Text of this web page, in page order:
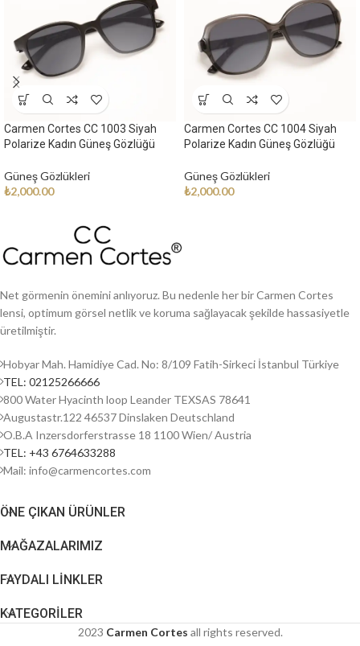
Carmen Cortes CC 1003 Siyah
Polarize Kadın Güneş Gözlüğü
Güneş Gözlükleri
₺2,000.00
Carmen Cortes CC 1004 Siyah
Polarize Kadın Güneş Gözlüğü
Güneş Gözlükleri
₺2,000.00
Net görmenin önemini anlıyoruz. Bu nedenle her bir Carmen Cortes
lensi, optimum görsel netlik ve koruma sağlayacak şekilde hassasiyetle
üretilmiştir.
Hobyar Mah. Hamidiye Cad. No: 8/109 Fatih-Sirkeci İstanbul Türkiye
TEL: 02125266666
800 Water Hyacinth loop Leander TEXSAS 78641
Augustastr.122 46537 Dinslaken Deutschland
O.B.A Inzersdorferstrasse 18 1100 Wien/ Austria
TEL: +43 6764633288
Mail: info@carmencortes.com
ÖNE ÇIKAN ÜRÜNLER
MAĞAZALARIMIZ
FAYDALI LİNKLER
KATEGORİLER
2023 Carmen Cortes all rights reserved.